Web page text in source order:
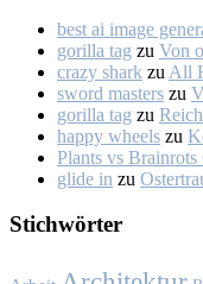
best ai image
gorilla tag zu Von
crazy shark zu All
sword masters zu
gorilla tag zu
happy wheels zu
Plants vs
glide in zu
Stich­wör­ter